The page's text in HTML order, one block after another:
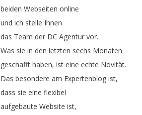
beiden Webseiten online
und ich stelle Ihnen
das Team der DC Agentur vor.
Was sie in den letzten sechs Monaten
geschafft haben, ist eine echte Novität.
Das besondere am Expertenblog ist,
dass sie eine flexibel
aufgebaute Website ist,